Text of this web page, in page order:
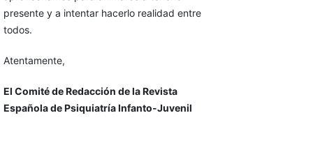
presente y a intentar hacerlo realidad entre
todos.
Atentamente,
El Comité de Redacción de la Revista
Española de Psiquiatría Infanto-Juvenil